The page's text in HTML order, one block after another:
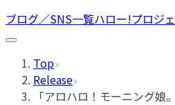
ブログ／SNS一覧ハロー!プロジ
Top
Release
「アロハロ！モーニング娘